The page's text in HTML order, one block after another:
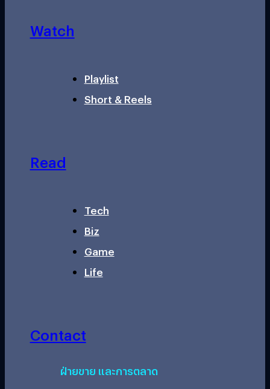
Watch
Playlist
Short & Reels
Read
Tech
Biz
Game
Life
Contact
ฝ่ายขาย และการตลาด